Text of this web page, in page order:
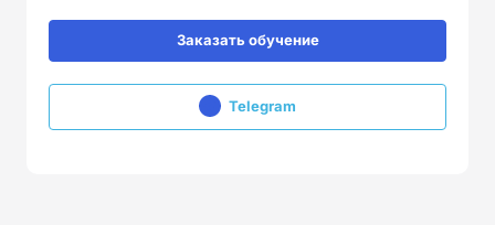
Заказать обучение
Telegram